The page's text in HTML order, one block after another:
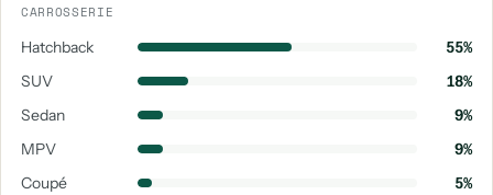
CARROSSERIE
Hatchback
55%
SUV
18%
Sedan
9%
MPV
9%
Coupé
5%